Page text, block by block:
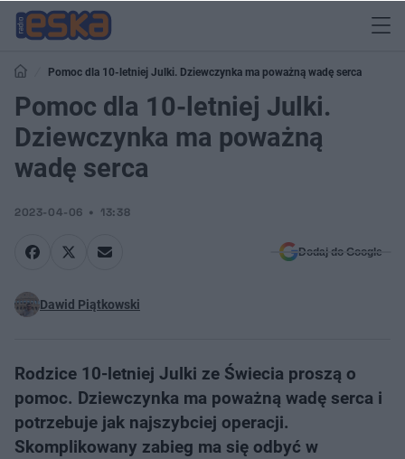
Pomoc dla 10-letniej Julki. Dziewczynka ma poważną wadę serca
Pomoc dla 10-letniej Julki.
Dziewczynka ma poważną
wadę serca
2023-04-06 13:38
Dodaj do Google
Dawid Piątkowski
Rodzice 10-letniej Julki ze Świecia proszą o
pomoc. Dziewczynka ma poważną wadę serca i
potrzebuje jak najszybciej operacji.
Skomplikowany zabieg ma się odbyć w